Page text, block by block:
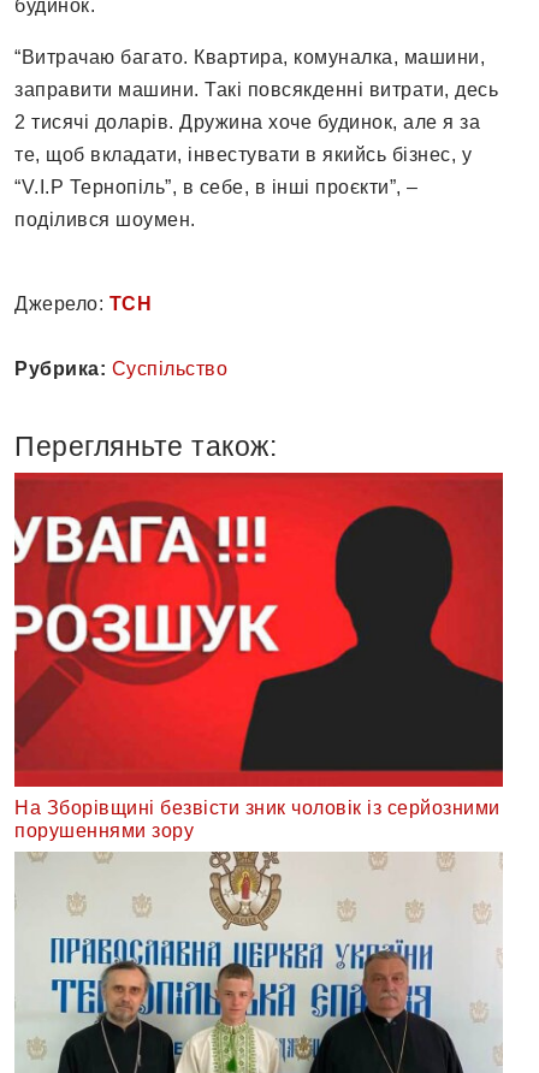
будинок.
“Витрачаю багато. Квартира, комуналка, машини,
заправити машини. Такі повсякденні витрати, десь
2 тисячі доларів. Дружина хоче будинок, але я за
те, щоб вкладати, інвестувати в якийсь бізнес, у
“V.I.P Тернопіль”, в себе, в інші проєкти”, –
поділився шоумен.
Джерело: ТСН
Рубрика: Суспільство
Перегляньте також:
На Зборівщині безвісти зник чоловік із серйозними
порушеннями зору